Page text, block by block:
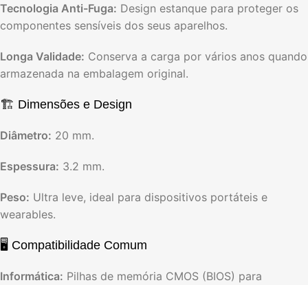
Tecnologia Anti-Fuga: Design estanque para proteger os
componentes sensíveis dos seus aparelhos.
Longa Validade: Conserva a carga por vários anos quando
armazenada na embalagem original.
🏗️ Dimensões e Design
Diâmetro: 20 mm.
Espessura: 3.2 mm.
Peso: Ultra leve, ideal para dispositivos portáteis e
wearables.
🖥️ Compatibilidade Comum
Informática: Pilhas de memória CMOS (BIOS) para